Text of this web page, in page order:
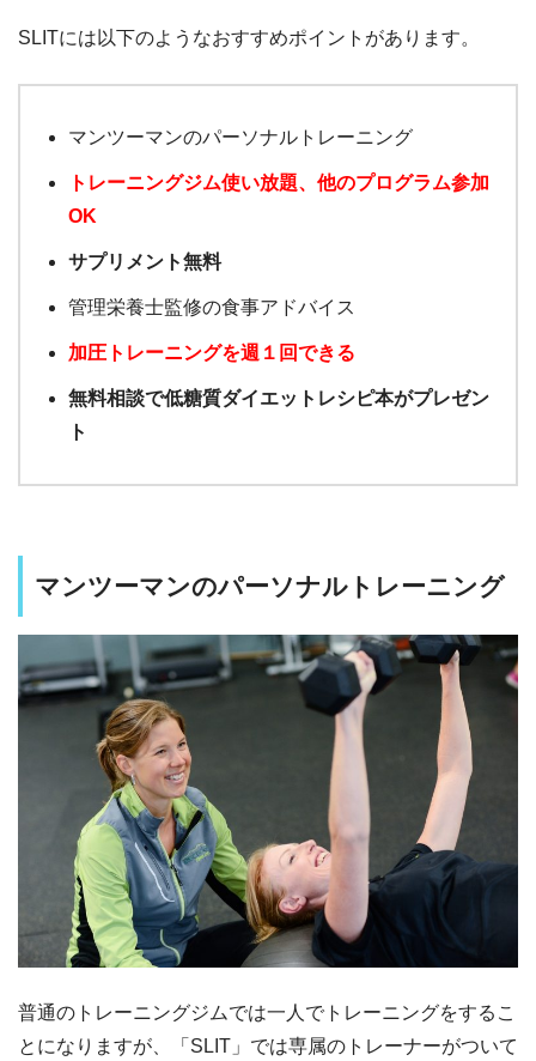
SLITには以下のようなおすすめポイントがあります。
マンツーマンのパーソナルトレーニング
トレーニングジム使い放題、他のプログラム参加
OK
サプリメント無料
管理栄養士監修の食事アドバイス
加圧トレーニングを週１回できる
無料相談で低糖質ダイエットレシピ本がプレゼン
ト
マンツーマンのパーソナルトレーニング
普通のトレーニングジムでは一人でトレーニングをするこ
とになりますが、「SLIT」では専属のトレーナーがついて